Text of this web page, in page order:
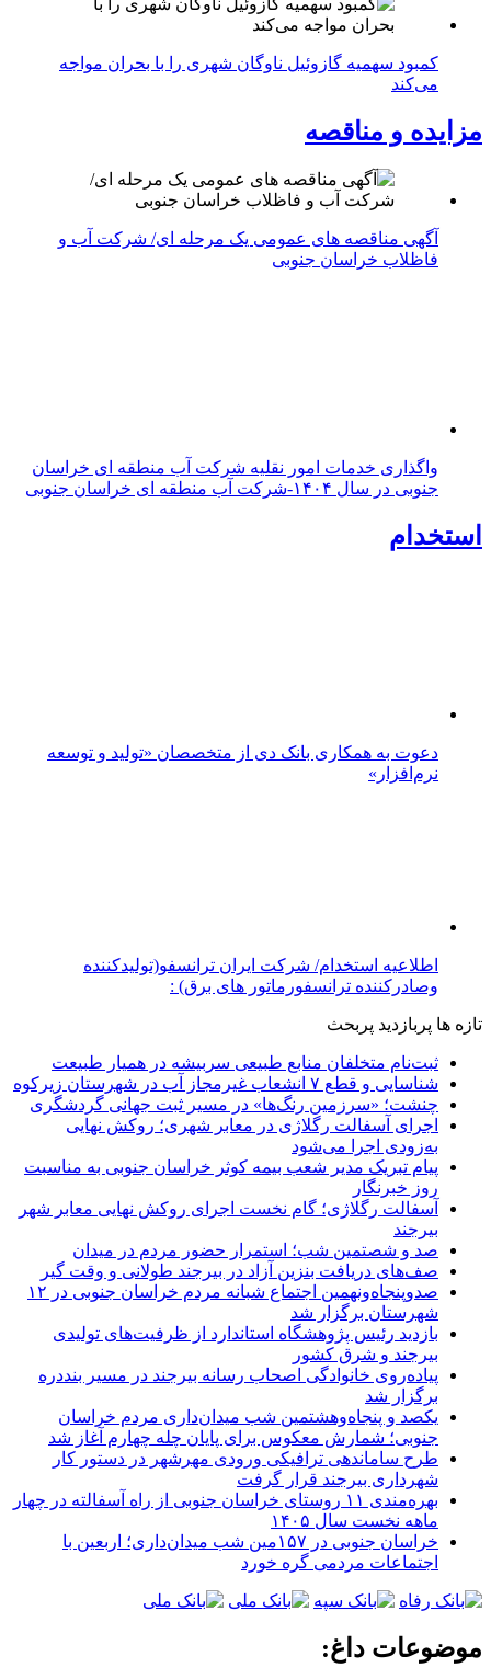
کمبود سهمیه گازوئیل ناوگان شهری را با بحران مواجه
می‌کند
مزایده و مناقصه
آگهی مناقصه های عمومی یک مرحله ای/ شرکت آب و
فاظلاب خراسان جنوبی
واگذاری خدمات امور نقلیه شرکت آب منطقه ای خراسان
جنوبی در سال ۱۴۰۴-شرکت آب منطقه ای خراسان جنوبی
استخدام
دعوت به همکاری بانک دی از متخصصان «تولید و توسعه
نرم‌افزار»
اطلاعیه استخدام/ شرکت ایران ترانسفو(تولیدکننده
وصادرکننده ترانسفورماتور های برق) :
تازه ها پربازدید پربحث
ثبت‌نام متخلفان منابع طبیعی سربیشه در همیار طبیعت
شناسایی و قطع ۷ انشعاب غیرمجاز آب در شهرستان زیرکوه
چنشت؛ «سرزمین رنگ‌ها» در مسیر ثبت جهانی گردشگری
اجرای آسفالت رگلاژی در معابر شهری؛ روکش نهایی
به‌زودی اجرا می‌شود
پیام تبریک مدیر شعب بیمه کوثر خراسان جنوبی به مناسبت
روز خبرنگار
آسفالت رگلاژی؛ گام نخست اجرای روکش نهایی معابر شهر
بیرجند
صد و شصتمین شب؛ استمرار حضور مردم در میدان
صف‌های دریافت بنزین آزاد در بیرجند طولانی و وقت گیر
صدوپنجاه‌ونهمین اجتماع شبانه مردم خراسان جنوبی در ۱۲
شهرستان برگزار شد
بازدید رئیس پژوهشگاه استاندارد از ظرفیت‌های تولیدی
بیرجند و شرق کشور
پیاده‌روی خانوادگی اصحاب رسانه بیرجند در مسیر بنددره
برگزار شد
یکصد و پنجاه‌وهشتمین شب میدان‌داری مردم خراسان
جنوبی؛ شمارش معکوس برای پایان چله چهارم آغاز شد
طرح ساماندهی ترافیکی ورودی مهرشهر در دستور کار
شهرداری بیرجند قرار گرفت
بهره‌مندی ۱۱ روستای خراسان جنوبی از راه آسفالته در چهار
ماهه نخست سال ۱۴۰۵
خراسان جنوبی در ۱۵۷مین شب میدان‌داری؛ اربعین با
اجتماعات مردمی گره خورد
موضوعات داغ: